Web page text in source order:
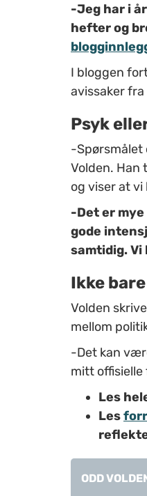
-Jeg har i
hefter og
I bloggen
avissaker fra
Psyk
-Spørsmålet
Volden. Han
og viser at
-Det er
gode
samtidig.
Ikke
Volden
mellom
-Det kan
mitt offisielle
Les
Les
ODD